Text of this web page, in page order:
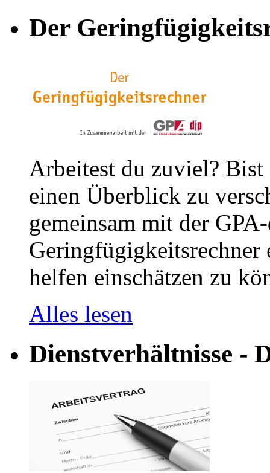
Der
Arbeitest du zuviel?
einen Überblick zu
gemeinsam mit der
helfen einschätzen zu
Alles lesen
Dienstverhältnisse -